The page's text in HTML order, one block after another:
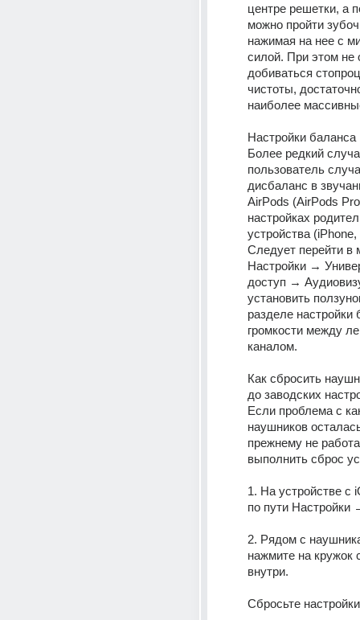
центре решетки, а
можно пройти
нажимая на нее с
силой. При этом не
добиваться
чистоты,
наиболее
Настройки баланса
Более редкий
пользователь
дисбаланс в
AirPods (AirPods
настройках
устройства
Следует перейти в
Настройки →
доступ →
установить
разделе настройки
громкости между
каналом.
Как сбросить
до заводских
Если проблема с
наушников
прежнему не
выполнить сброс
1. На устройстве с
по пути Настройки
2. Рядом с
нажмите на кружок
внутри.
Сбросьте